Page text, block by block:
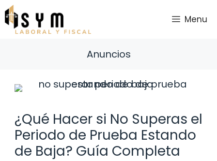
Saltar
al
contenido
Menu
Anuncios
¿Qué Hacer si No Superas el
Periodo de Prueba Estando
de Baja? Guía Completa